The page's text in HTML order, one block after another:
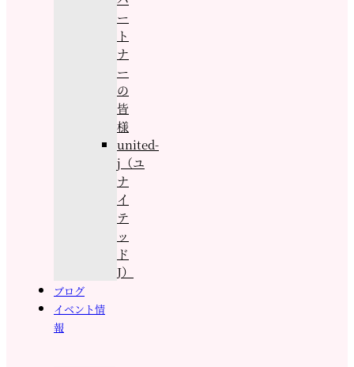
ー
ト
ナ
ー
の
皆
様
united-
j（ユ
ナ
イ
テ
ッ
ド
J）
ブログ
イベント情
報